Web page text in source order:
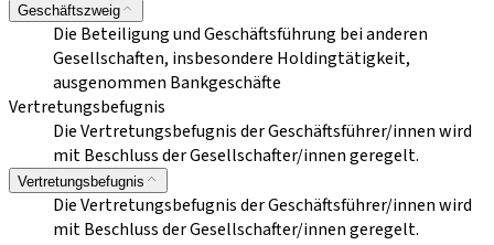
Geschäftszweig
Die Beteiligung und Geschäftsführung bei anderen
Gesellschaften, insbesondere Holdingtätigkeit,
ausgenommen Bankgeschäfte
Vertretungsbefugnis
Die Vertretungsbefugnis der Geschäftsführer/innen wird
mit Beschluss der Gesellschafter/innen geregelt.
Vertretungsbefugnis
Die Vertretungsbefugnis der Geschäftsführer/innen wird
mit Beschluss der Gesellschafter/innen geregelt.